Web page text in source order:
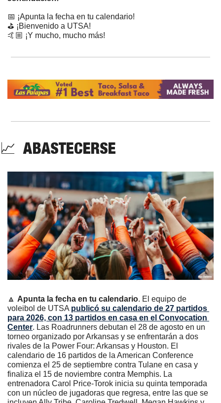
📅 ¡Apunta la fecha en tu calendario!
⛳ ¡Bienvenido a UTSA!
🤙🏼 ¡Y mucho, mucho más!
📈
  ABASTECERSE
🔼 Apunta la fecha en tu calendario. El equipo de
voleibol de UTSA publicó su calendario de 27 partidos
para 2026, con 13 partidos en casa en el Convocation
Center. Las Roadrunners debutan el 28 de agosto en un
torneo organizado por Arkansas y se enfrentarán a dos
rivales de la Power Four: Arkansas y Houston. El
calendario de 16 partidos de la American Conference
comienza el 25 de septiembre contra Tulane en casa y
finaliza el 15 de noviembre contra Memphis. La
entrenadora Carol Price-Torok inicia su quinta temporada
con un núcleo de jugadoras que regresa, entre las que se